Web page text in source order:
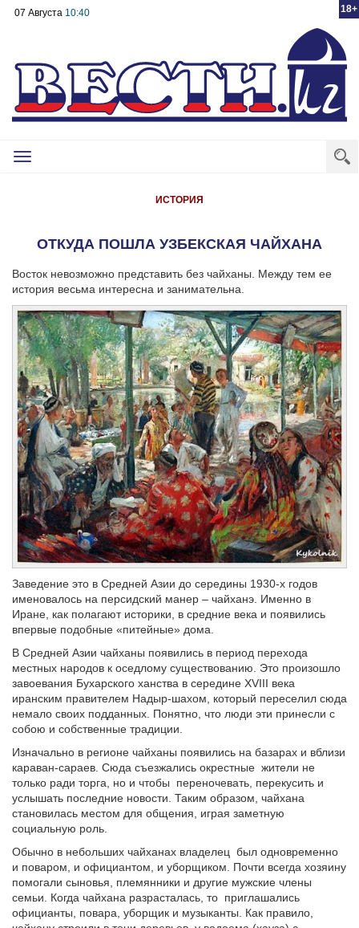
18+
07 Августа 10:40
Toggle
ИСТОРИЯ
ОТКУДА ПОШЛА УЗБЕКСКАЯ ЧАЙХАНА
Восток невозможно представить без чайханы. Между тем ее
история весьма интересна и занимательна.
Заведение это в Средней Азии до середины 1930-х годов
именовалось на персидский манер – чайханэ. Именно в
Иране, как полагают историки, в средние века и появились
впервые подобные «питейные» дома.
В Средней Азии чайханы появились в период перехода
местных народов к оседлому существованию. Это произошло
завоевания Бухарского ханства в середине XVIII века
иранским правителем Надыр-шахом, который переселил сюда
немало своих подданных. Понятно, что люди эти принесли с
собою и собственные традиции.
Изначально в регионе чайханы появились на базарах и вблизи
караван-сараев. Сюда съезжались окрестные жители не
только ради торга, но и чтобы переночевать, перекусить и
услышать последние новости. Таким образом, чайхана
становилась местом для общения, играя заметную
социальную роль.
Обычно в небольших чайханах владелец был одновременно
и поваром, и официантом, и уборщиком. Почти всегда хозяину
помогали сыновья, племянники и другие мужские члены
семьи. Когда чайхана разрасталась, то приглашались
официанты, повара, уборщик и музыканты. Как правило,